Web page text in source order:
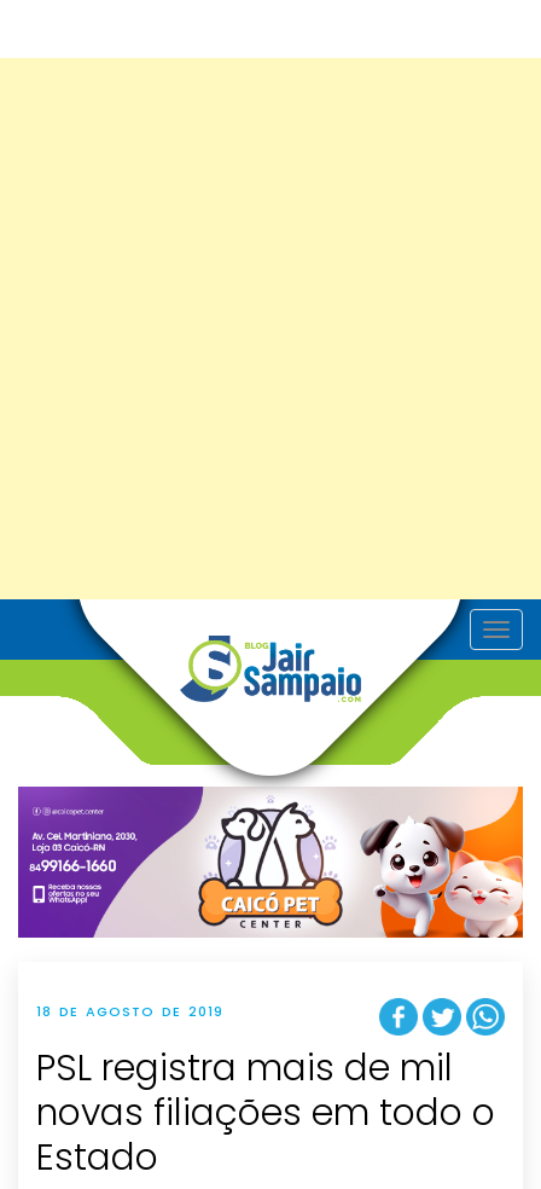
T
o
v
g
t
i
o
n
18 DE AGOSTO DE 2019
PSL registra mais de mil
novas filiações em todo o
Estado